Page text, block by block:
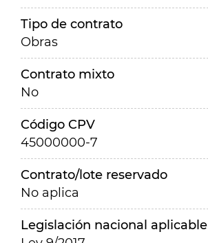
Tipo de contrato
Obras
Contrato mixto
No
Código CPV
45000000-7
Contrato/lote reservado
No aplica
Legislación nacional aplicable